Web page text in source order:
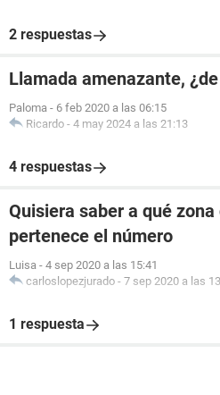
2 respuestas
Llamada amenazante,
Paloma - 6 feb 2020 a las 06:15
Ricardo - 4 may 2024 a las 21:13
4 respuestas
Quisiera saber a qué zona
pertenece el número
Luisa - 4 sep 2020 a las 15:41
carloslopezjurado - 7 sep 2020 a las
1 respuesta